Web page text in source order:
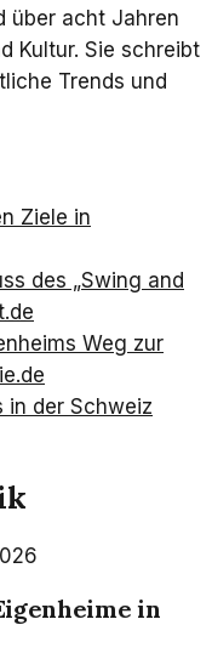
über acht Jahren
Kultur. Sie schreibt
Trends und
Ziele in
des „Swing and
Weg zur
in der Schweiz
in